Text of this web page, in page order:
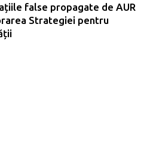
false propagate de AUR
Strategiei pentru